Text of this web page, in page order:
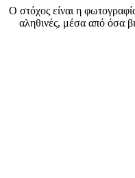
Ο στόχος είναι η
αληθινές, μέσα από όσα